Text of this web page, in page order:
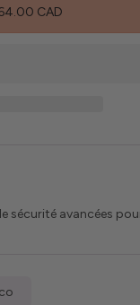
CAD
avancées